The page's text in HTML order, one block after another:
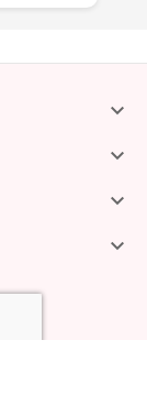



